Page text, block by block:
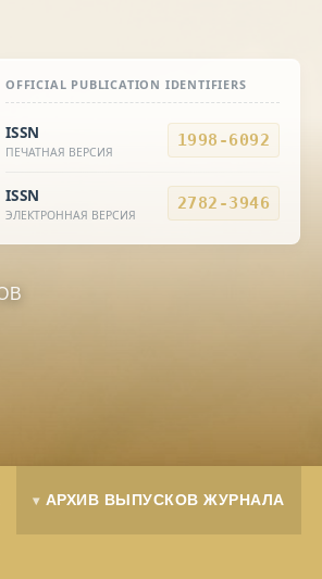
OFFICIAL PUBLICATION IDENTIFIERS
ISSN
ПЕЧАТНАЯ ВЕРСИЯ
1998-6092
ISSN
ЭЛЕКТРОННАЯ ВЕРСИЯ
2782-3946
АРХИВ ВЫПУСКОВ ЖУРНАЛА